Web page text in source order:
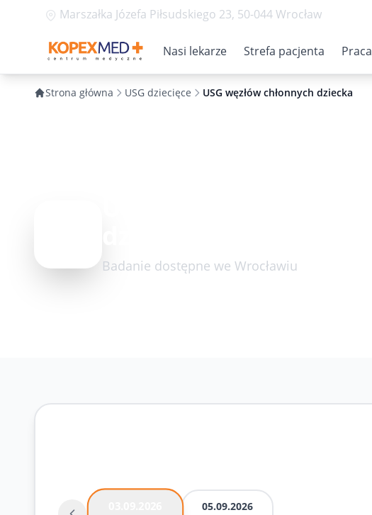
Marszałka Józefa Piłsudskiego 23, 50-044 Wrocław
Nasi lekarze Strefa pacjenta Praca
Strona główna USG dziecięce USG węzłów chłonnych dziecka
Badanie dostępne we Wrocławiu
05.09.2026